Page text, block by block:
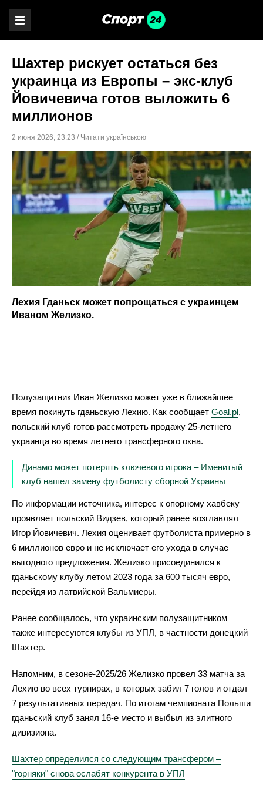
Шахтер рискует остаться без
украинца из Европы – экс-клуб
Йовичевича готов выложить 6
миллионов
2 июня 2026, 23:23 / Читати українською
Лехия Гданьск может попрощаться с украинцем
Иваном Желизко.
Полузащитник Иван Желизко может уже в ближайшее
время покинуть гданьскую Лехию. Как сообщает Goal.pl,
польский клуб готов рассмотреть продажу 25-летнего
украинца во время летнего трансферного окна.
Динамо может потерять ключевого игрока – Именитый
клуб нашел замену футболисту сборной Украины
По информации источника, интерес к опорному хавбеку
проявляет польский Видзев, который ранее возглавлял
Игор Йовичевич. Лехия оценивает футболиста примерно в
6 миллионов евро и не исключает его ухода в случае
выгодного предложения. Желизко присоединился к
гданьскому клубу летом 2023 года за 600 тысяч евро,
перейдя из латвийской Вальмиеры.
Ранее сообщалось, что украинским полузащитником
также интересуются клубы из УПЛ, в частности донецкий
Шахтер.
Напомним, в сезоне-2025/26 Желизко провел 33 матча за
Лехию во всех турнирах, в которых забил 7 голов и отдал
7 результативных передач. По итогам чемпионата Польши
гданьский клуб занял 16-е место и выбыл из элитного
дивизиона.
Шахтер определился со следующим трансфером –
"горняки" снова ослабят конкурента в УПЛ